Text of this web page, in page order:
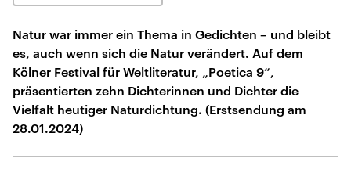
Natur war immer ein Thema in Gedichten – und bleibt
es, auch wenn sich die Natur verändert. Auf dem
Kölner Festival für Weltliteratur, „Poetica 9“,
präsentierten zehn Dichterinnen und Dichter die
Vielfalt heutiger Naturdichtung. (Erstsendung am
28.01.2024)